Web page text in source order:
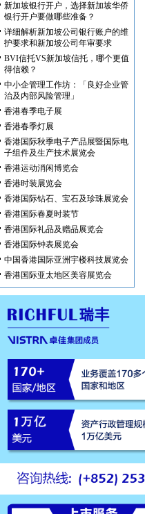
新加坡银行开户，选择新加坡华侨
银行开户要做哪些准备？
详细解析新加坡公司银行账户的维
护要求和新加坡公司年审要求
BVI信托VS新加坡信托，哪个更值
得信赖？
中小企管理工作坊：「良好企业管
治及内部风险管理」
香港春季电子展
香港春季灯展
香港国际秋季电子产品展暨国际电
子组件及生产技术展览会
香港运动消闲博览会
香港时装展览会
香港国际钻石、宝石及珍珠展览会
香港国际春夏时装节
香港国际礼品及赠品展览会
香港国际钟表展览会
中国香港国际亚洲宇楼科技展览会
香港国际亚太地区美容展览会